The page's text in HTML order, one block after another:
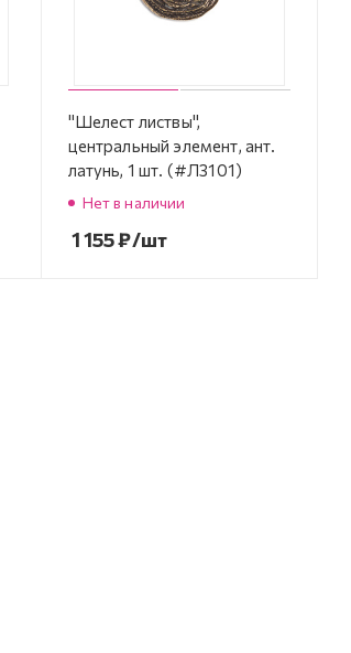
"Шелест листвы",
центральный элемент, ант.
латунь, 1 шт. (#Л3101)
Нет в наличии
1 155₽/шт